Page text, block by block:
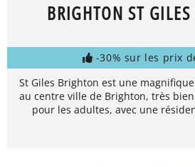
BRIGHTON ST
-30% sur les prix
St Giles Brighton est une
au centre ville de Brighton, très
pour les adultes, avec une